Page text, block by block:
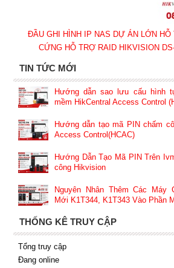
ĐẦU GHI HÌNH IP NAS DỰ ÁN LỚN HỖ
CỨNG HỖ TRỢ RAID HIKVISION
TIN TỨC MỚI
Hướng dẫn sao lưu cấu hình
mềm HikCentral Access Control
Hướng dẫn tạo mã PIN chấm
Access Control(HCAC)
Hướng Dẫn Tạo Mã PIN Trên
công Hikvision
Nguyên Nhân Thêm Các Máy
Mới K1T344, K1T343 Vào Phần
THỐNG KÊ TRUY CẬP
Tổng truy cập
Đang online